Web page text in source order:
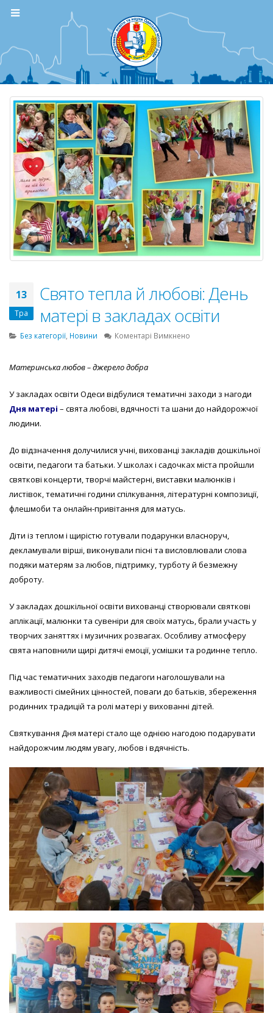
13
Тра
Свято тепла й любові: День
матері в закладах освіти
Без категорії, Новини Коментарі Вимкнено
День
матері
Материнська любов – джерело добра
У закладах освіти Одеси відбулися тематичні заходи з нагоди
Дня матері – свята любові, вдячності та шани до найдорожчої
людини.
До відзначення долучилися учні, вихованці закладів дошкільної
освіти, педагоги та батьки. У школах і садочках міста пройшли
святкові концерти, творчі майстерні, виставки малюнків і
листівок, тематичні години спілкування, літературні композиції,
флешмоби та онлайн-привітання для матусь.
Діти із теплом і щирістю готували подарунки власноруч,
декламували вірші, виконували пісні та висловлювали слова
подяки матерям за любов, підтримку, турботу й безмежну
доброту.
У закладах дошкільної освіти вихованці створювали святкові
аплікації, малюнки та сувеніри для своїх матусь, брали участь у
творчих заняттях і музичних розвагах. Особливу атмосферу
свята наповнили щирі дитячі емоції, усмішки та родинне тепло.
Під час тематичних заходів педагоги наголошували на
важливості сімейних цінностей, поваги до батьків, збереження
родинних традицій та ролі матері у вихованні дітей.
Святкування Дня матері стало ще однією нагодою подарувати
найдорожчим людям увагу, любов і вдячність.